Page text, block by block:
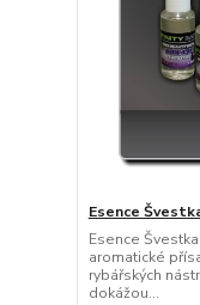
Esence
Esence
aromatické
rybářských
dokážou...